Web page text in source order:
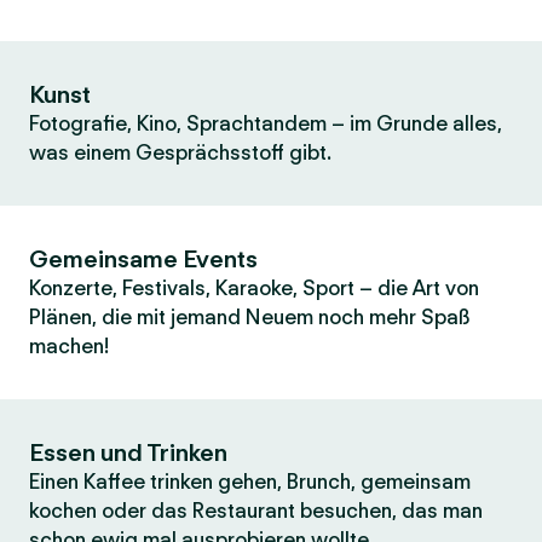
Kunst
Fotografie, Kino, Sprachtandem – im Grunde alles,
was einem Gesprächsstoff gibt.
Gemeinsame Events
Konzerte, Festivals, Karaoke, Sport – die Art von
Plänen, die mit jemand Neuem noch mehr Spaß
machen!
Essen und Trinken
Einen Kaffee trinken gehen, Brunch, gemeinsam
kochen oder das Restaurant besuchen, das man